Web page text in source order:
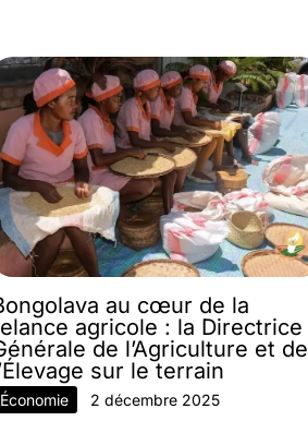
au cœur de la
agricole : la Directrice
de l’Agriculture et de
sur le terrain
Économie 2 décembre 2025